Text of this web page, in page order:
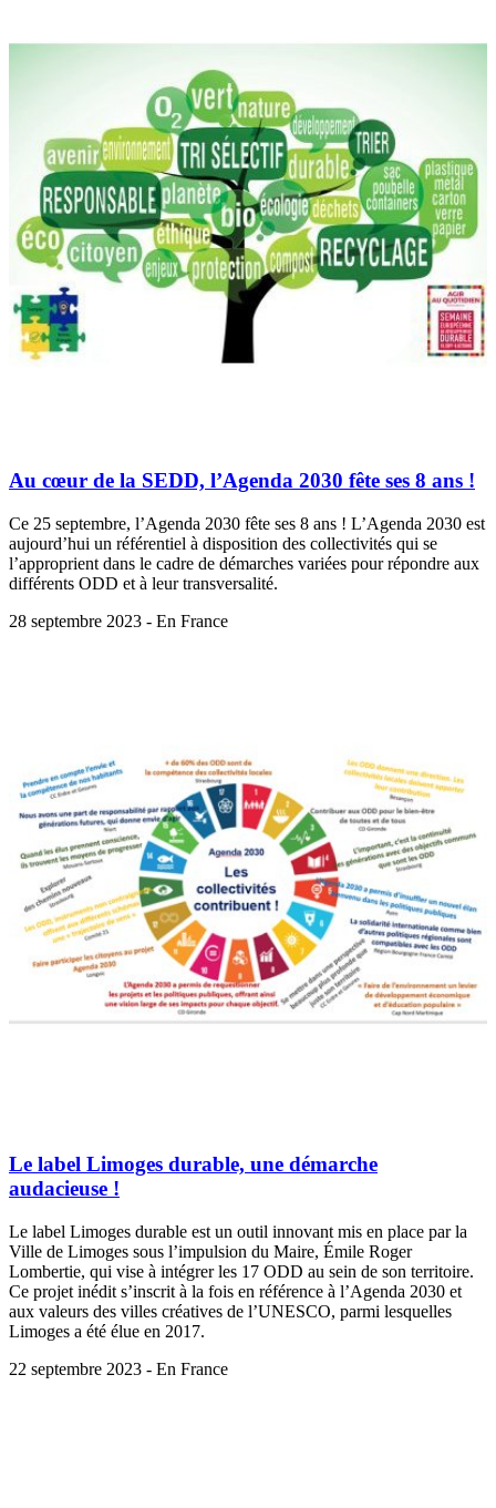
Au cœur de la SEDD, l’Agenda 2030 fête ses 8 ans !
Ce 25 septembre, l’Agenda 2030 fête ses 8 ans ! L’Agenda 2030 est
aujourd’hui un référentiel à disposition des collectivités qui se
l’approprient dans le cadre de démarches variées pour répondre aux
différents ODD et à leur transversalité.
28 septembre 2023 - En France
Le label Limoges durable, une démarche
audacieuse !
Le label Limoges durable est un outil innovant mis en place par la
Ville de Limoges sous l’impulsion du Maire, Émile Roger
Lombertie, qui vise à intégrer les 17 ODD au sein de son territoire.
Ce projet inédit s’inscrit à la fois en référence à l’Agenda 2030 et
aux valeurs des villes créatives de l’UNESCO, parmi lesquelles
Limoges a été élue en 2017.
22 septembre 2023 - En France